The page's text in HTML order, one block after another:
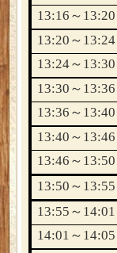
13:16 ～ 13:20
13:20 ～ 13:24
13:24～ 13:30
13:30 ～ 13:36
13:36 ～ 13:40
13:40 ～ 13:46
13:46 ～ 13:50
13:50 ～ 13:55
13:55 ～ 14:01
14:01 ～ 14:05